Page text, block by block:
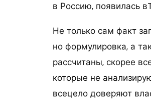
в Россию, появилась
Не только сам факт
но формулировка, а
рассчитаны, скорее
которые не
всецело доверяют